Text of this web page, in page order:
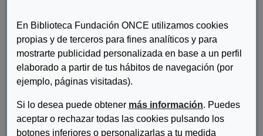
En Biblioteca Fundación ONCE utilizamos cookies
propias y de terceros para fines analíticos y para
mostrarte publicidad personalizada en base a un perfil
elaborado a partir de tus hábitos de navegación (por
ejemplo, páginas visitadas).
Si lo desea puede obtener más información. Puedes
aceptar o rechazar todas las cookies pulsando los
botones inferiores o personalizarlas a tu medida
Autor/es:Hernández Galán, Jesús (dirección técnica)
Descripcion:
Este manual pretende plantear pautas de diseño y actuación en